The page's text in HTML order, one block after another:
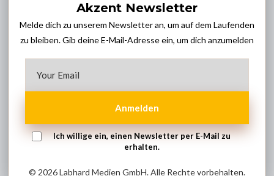
Akzent Newsletter
Melde dich zu unserem Newsletter an, um auf dem Laufenden
zu bleiben. Gib deine E-Mail-Adresse ein, um dich anzumelden
Ich willige ein, einen Newsletter per E-Mail zu
erhalten.
Anmelden
© 2026 Labhard Medien GmbH. Alle Rechte vorbehalten.